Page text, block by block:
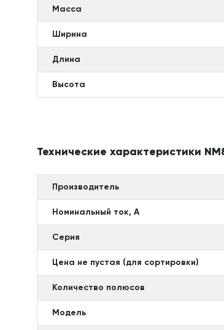
Масса
Ширина
Длина
Высота
Технические характеристики
Производитель
Номинальный ток, А
Серия
Цена не пустая (для сортировки)
Количество полюсов
Модель